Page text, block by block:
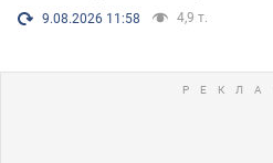
9.08.2026 11:58 4,9 т.